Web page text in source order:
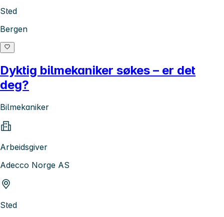
Sted
Bergen
Dyktig bilmekaniker søkes – er det
deg?
Bilmekaniker
Arbeidsgiver
Adecco Norge AS
Sted